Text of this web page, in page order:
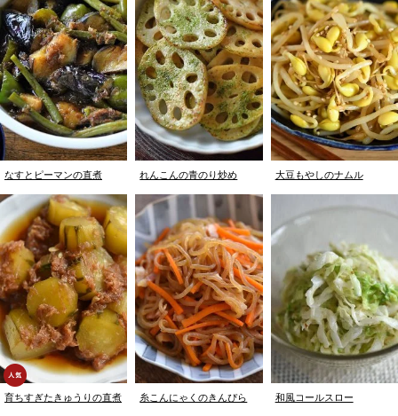
なすとピーマンの直煮 れんこんの青のり炒め 大豆もやしのナムル
育ちすぎたきゅうりの直煮 糸こんにゃくのきんぴら 和風コールスロー